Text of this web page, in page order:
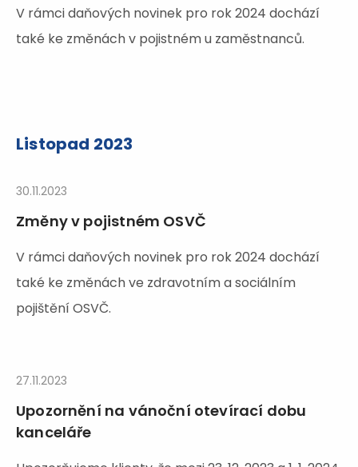
V rámci daňových novinek pro rok 2024 dochází
také ke změnách v pojistném u zaměstnanců.
Listopad 2023
30.11.2023
Změny v pojistném OSVČ
V rámci daňových novinek pro rok 2024 dochází
také ke změnách ve zdravotním a sociálním
pojištění OSVČ.
27.11.2023
Upozornění na vánoční otevírací dobu
kanceláře